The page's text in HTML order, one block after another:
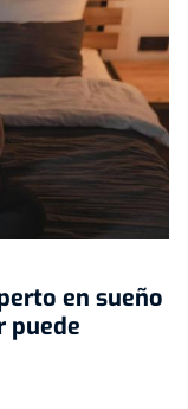
en sueño
puede